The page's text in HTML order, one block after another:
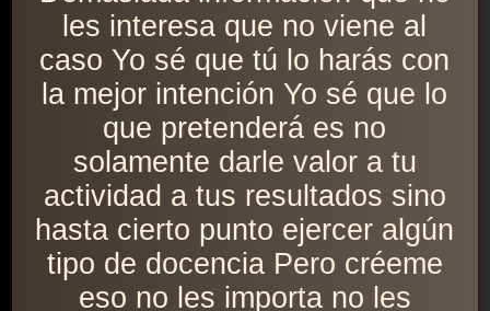
les interesa que no viene al
caso Yo sé que tú lo harás con
la mejor intención Yo sé que lo
que pretenderá es no
solamente darle valor a tu
actividad a tus resultados sino
hasta cierto punto ejercer algún
tipo de docencia Pero créeme
eso no les importa no les